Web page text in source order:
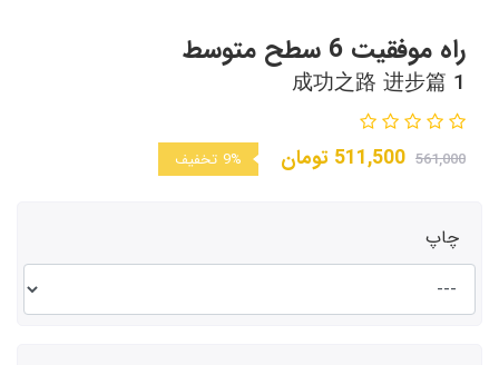
راه موفقیت 6 سطح متوسط
成功之路 进步篇 1
561,000
511,500 تومان 9% تخفیف
چاپ